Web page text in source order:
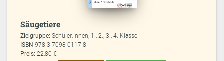
Säugetiere
Zielgruppe:Schüler:innen; 1., 2., 3., 4. Klasse
ISBN978-3-7098-0117-8
Preis: 22,80 €